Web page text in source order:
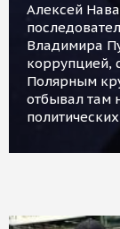
Алексей
Владимира
коррупцией,
Полярным
отбывал там